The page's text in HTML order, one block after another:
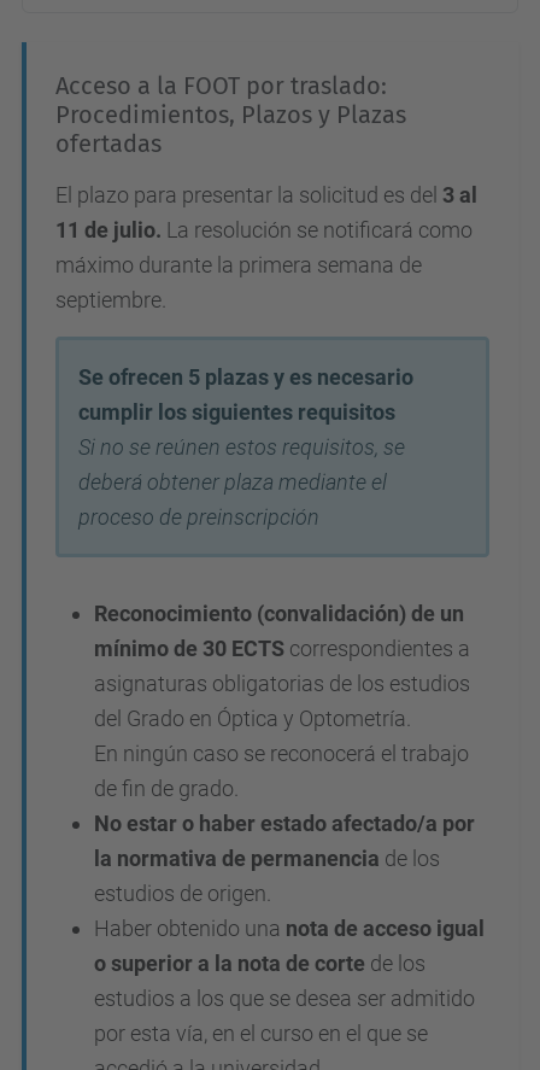
Acceso a la FOOT por traslado:
Procedimientos, Plazos y Plazas
ofertadas
El plazo para presentar la solicitud es del 3 al
11 de julio. La resolución se notificará como
máximo durante la primera semana de
septiembre.
Se ofrecen 5 plazasy es necesario
cumplir los siguientes requisitos
Si no se reúnen estos requisitos, se
deberá obtener plaza mediante el
proceso de preinscripción
Reconocimiento (convalidación) de un
mínimo de 30 ECTS correspondientes a
asignaturas obligatorias de los estudios
del Grado en Óptica y Optometría.
En ningún caso se reconocerá el trabajo
de fin de grado.
No estar o haber estado afectado/a por
la normativa de permanencia de los
estudios de origen.
Haber obtenido una nota de acceso igual
o superior a la nota de corte de los
estudios a los que se desea ser admitido
por esta vía, en el curso en el que se